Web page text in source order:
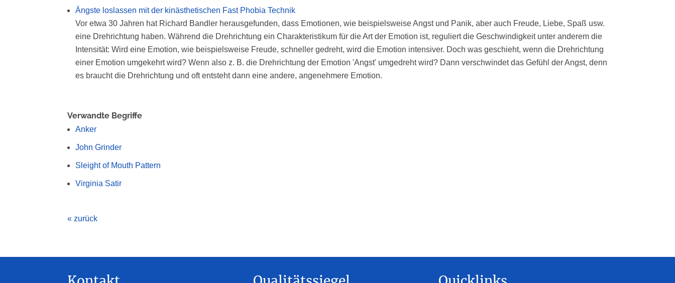
Ängste loslassen mit der kinästhetischen Fast Phobia Technik
Vor etwa 30 Jahren hat Richard Bandler herausgefunden, dass Emotionen, wie beispielsweise Angst und Panik, aber auch Freude, Liebe, Spaß usw.
eine Drehrichtung haben. Während die Drehrichtung ein Charakteristikum für die Art der Emotion ist, reguliert die Geschwindigkeit unter anderem die
Intensität: Wird eine Emotion, wie beispielsweise Freude, schneller gedreht, wird die Emotion intensiver. Doch was geschieht, wenn die Drehrichtung
einer Emotion umgekehrt wird? Wenn also z. B. die Drehrichtung der Emotion 'Angst' umgedreht wird? Dann verschwindet das Gefühl der Angst, denn
es braucht die Drehrichtung und oft entsteht dann eine andere, angenehmere Emotion.
Verwandte Begriffe
Anker
John Grinder
Sleight of Mouth Pattern
Virginia Satir
« zurück